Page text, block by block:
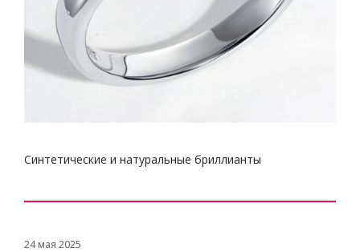
Синтетические и натуральные бриллианты
24 мая 2025